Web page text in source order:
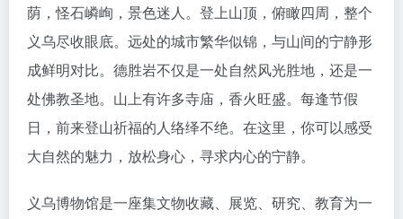
荫，怪石嶙峋，景色迷人。登上山顶，俯瞰四周，整个
义乌尽收眼底。远处的城市繁华似锦，与山间的宁静形
成鲜明对比。德胜岩不仅是一处自然风光胜地，还是一
处佛教圣地。山上有许多寺庙，香火旺盛。每逢节假
日，前来登山祈福的人络绎不绝。在这里，你可以感受
大自然的魅力，放松身心，寻求内心的宁静。
义乌博物馆是一座集文物收藏、展览、研究、教育为一